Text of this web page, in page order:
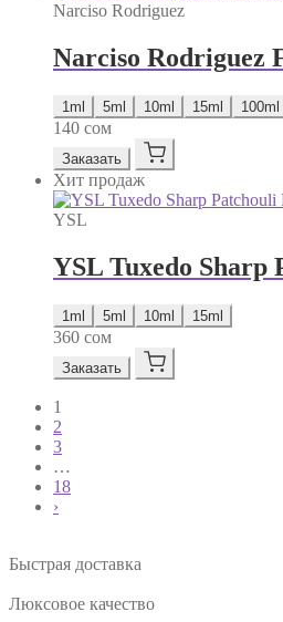
Narciso Rodriguez
Narciso Rodriguez
1ml 5ml 10ml 15ml 100ml
140 сом
Заказать
Хит продаж
YSL
YSL Tuxedo Sharp
1ml 5ml 10ml 15ml
360 сом
Заказать
1
2
3
…
18
›
Быстрая доставка
Люксовое качество